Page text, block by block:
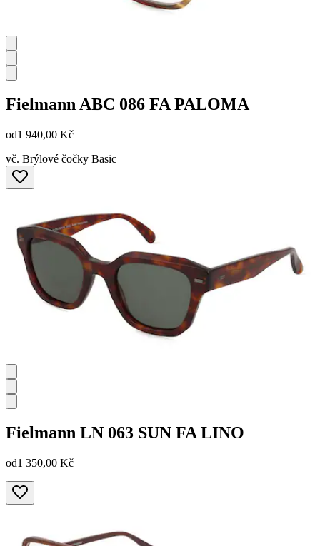
Fielmann ABC 086 FA PALOMA
od1 940,00 Kč
vč. Brýlové čočky Basic
Fielmann LN 063 SUN FA LINO
od1 350,00 Kč